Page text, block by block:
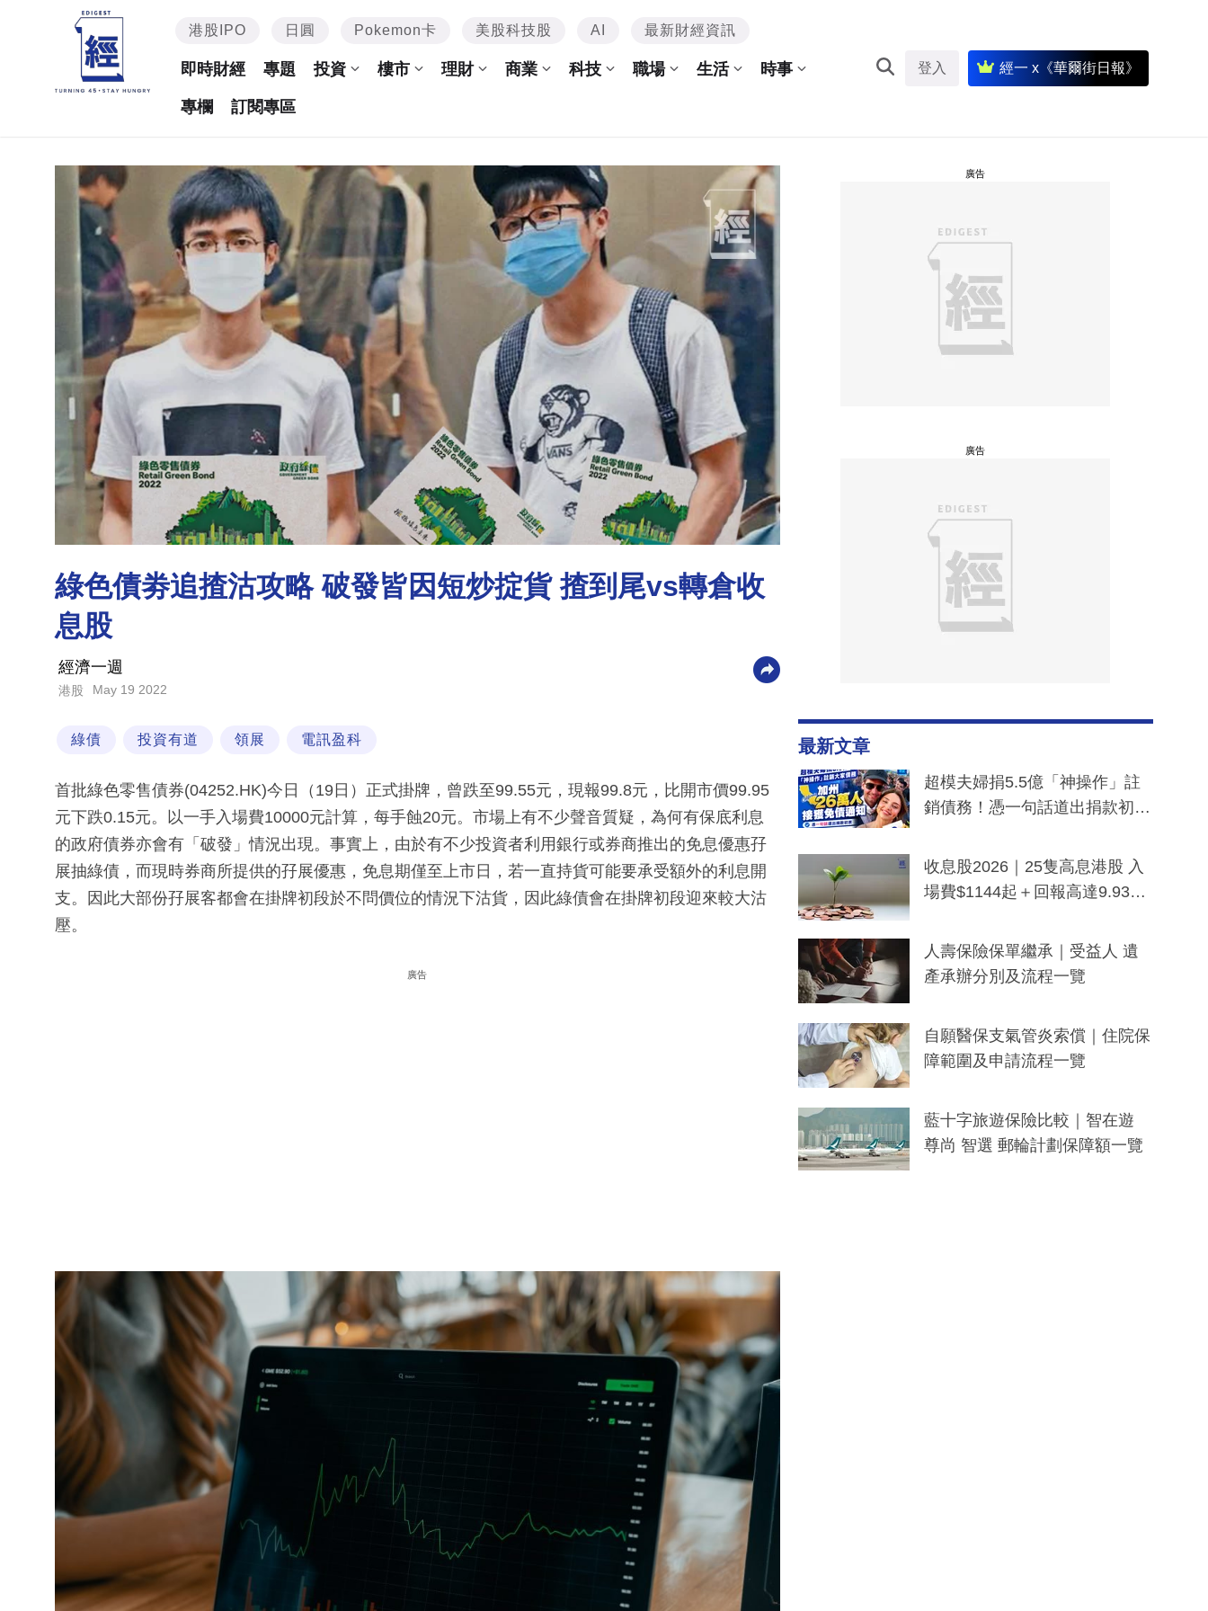
港股IPO 日圓 Pokemon卡 美股科技股 AI 最新財經資訊
即時財經 專題 投資 樓市 理財 商業 科技 職場 生活 時事
專欄 訂閱專區
登入 經一 x《華爾街日報》
綠色債劵追揸沽攻略 破發皆因短炒掟貨 揸到尾vs轉倉收
息股
經濟一週
港股 May 19 2022
綠債 投資有道 領展 電訊盈科
首批綠色零售債券(04252.HK)今日（19日）正式掛牌，曾跌至99.55元，現報99.8元，比開市價99.95
元下跌0.15元。以一手入場費10000元計算，每手蝕20元。市場上有不少聲音質疑，為何有保底利息
的政府債券亦會有「破發」情況出現。事實上，由於有不少投資者利用銀行或券商推出的免息優惠孖
展抽綠債，而現時券商所提供的孖展優惠，免息期僅至上市日，若一直持貨可能要承受額外的利息開
支。因此大部份孖展客都會在掛牌初段於不問價位的情況下沽貨，因此綠債會在掛牌初段迎來較大沽
壓。
廣告
廣告
廣告
最新文章
超模夫婦捐5.5億「神操作」註
銷債務！憑一句話道出捐款初
一度被誤當詐騙手段
收息股2026｜25隻高息港股 入
場費$1144起＋回報高達9.93
人壽保險保單繼承｜受益人 遺
產承辦分別及流程一覽
自願醫保支氣管炎索償｜住院保
障範圍及申請流程一覽
藍十字旅遊保險比較｜智在遊
尊尚 智選 郵輪計劃保障額一覽